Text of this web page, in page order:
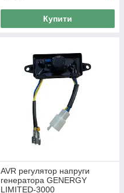
Купити
AVR регулятор напруги
генератора GENERGY
LIMITED-3000